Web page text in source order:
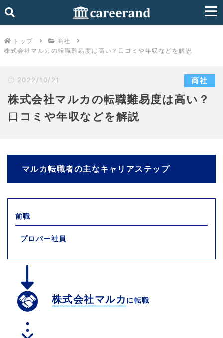
トップ
商社
株式会社マルカの転職難易度は高い？口コミや年収などを解説
2022/10/21 商社
株式会社マルカの転職難易度は高い？
口コミや年収などを解説
マルカ転職者の主なキャリアステップ
前職
プロパー社員
株式会社マルカ に転職